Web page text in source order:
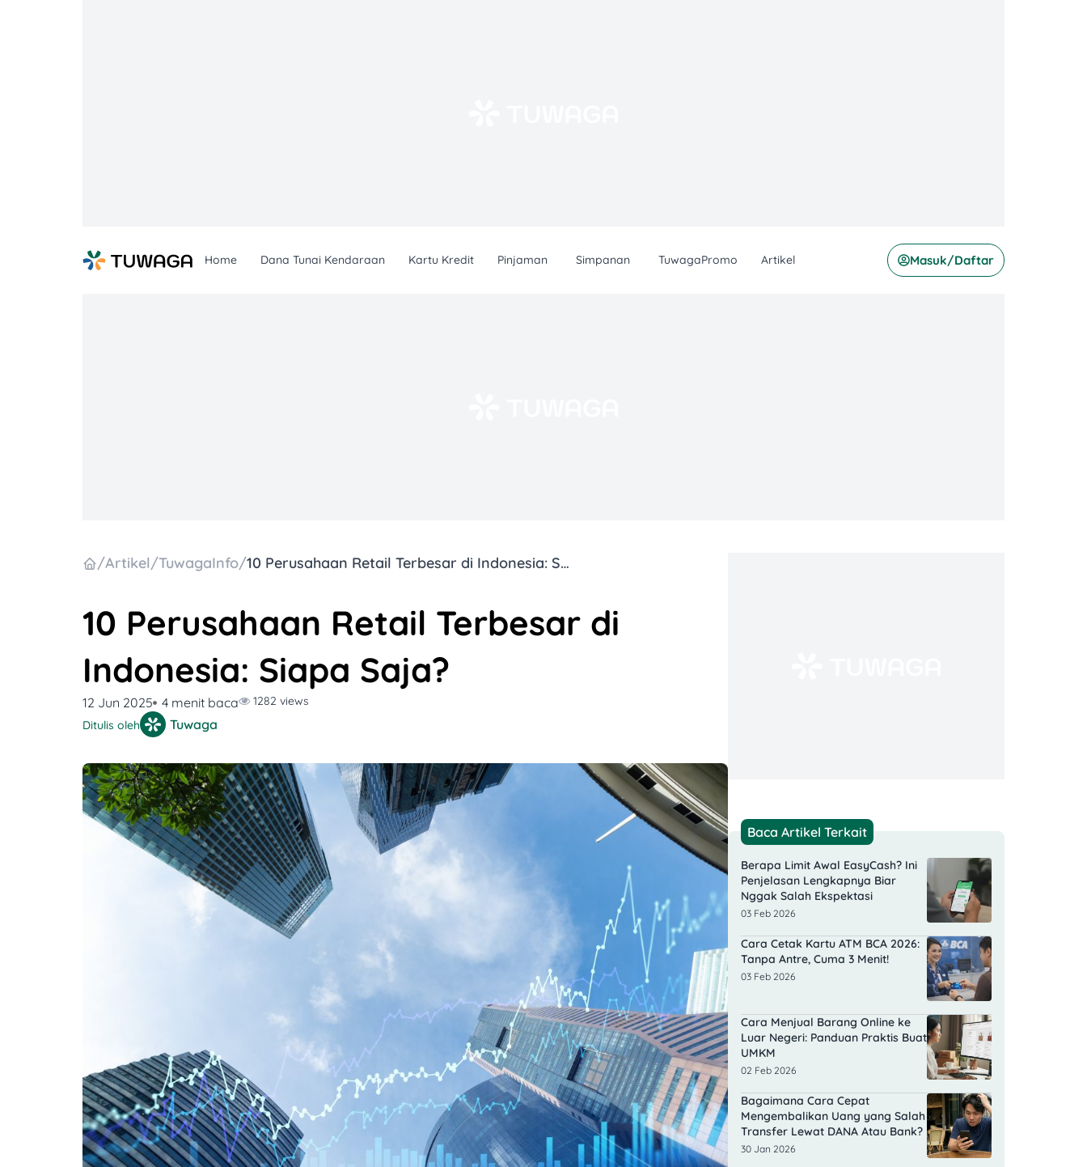
Home Dana Tunai Kendaraan Kartu Kredit Pinjaman Simpanan TuwagaPromo Artikel Masuk/Daftar
/Artikel/TuwagaInfo/ 10 Perusahaan Retail Terbesar di Indonesia: Siapa Saja?
10 Perusahaan Retail Terbesar di
Indonesia: Siapa Saja?
12 Jun 2025 4 menit baca
1282 views
Ditulis oleh
Tuwaga
Baca Artikel Terkait
Berapa Limit Awal EasyCash? Ini
Penjelasan Lengkapnya Biar
Nggak Salah Ekspektasi
03 Feb 2026
Cara Cetak Kartu ATM BCA 2026:
Tanpa Antre, Cuma 3 Menit!
03 Feb 2026
Cara Menjual Barang Online ke
Luar Negeri: Panduan Praktis Buat
UMKM
02 Feb 2026
Bagaimana Cara Cepat
Mengembalikan Uang yang Salah
Transfer Lewat DANA Atau Bank?
30 Jan 2026